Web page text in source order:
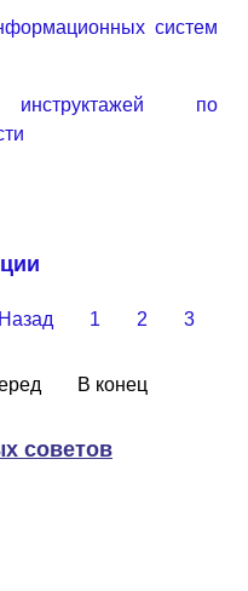
систем
по
Назад 1 2 3
В конец
советов